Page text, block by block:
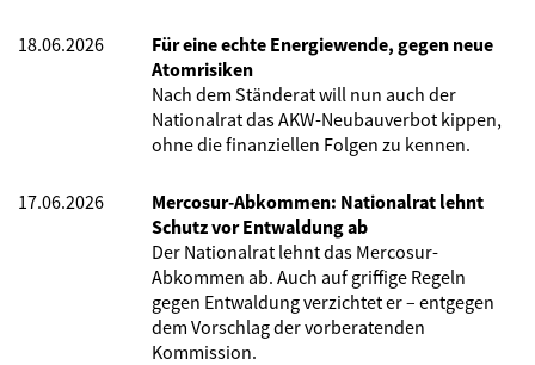
18.06.2026
Für eine echte Energiewende, gegen neue
Atomrisiken
Nach dem Ständerat will nun auch der
Nationalrat das AKW-Neubauverbot kippen,
ohne die finanziellen Folgen zu kennen.
17.06.2026
Mercosur-Abkommen: Nationalrat lehnt
Schutz vor Entwaldung ab
Der Nationalrat lehnt das Mercosur-
Abkommen ab. Auch auf griffige Regeln
gegen Entwaldung verzichtet er – entgegen
dem Vorschlag der vorberatenden
Kommission.